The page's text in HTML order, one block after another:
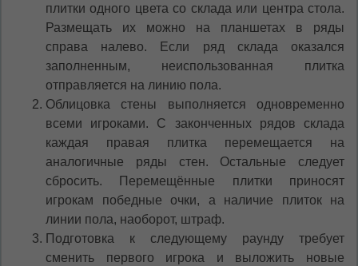
плитки одного цвета со склада или центра стола.
Размещать их можно на планшетах в ряды
справа налево. Если ряд склада оказался
заполненным, неиспользованная плитка
отправляется на линию пола.
Облицовка стены выполняется одновременно
всеми игроками. С законченных рядов склада
каждая правая плитка перемещается на
аналогичные ряды стен. Остальные следует
сбросить. Перемещённые плитки приносят
игрокам победные очки, а наличие плиток на
линии пола, наоборот, штраф.
Подготовка к следующему раунду требует
сменить первого игрока и выложить новые